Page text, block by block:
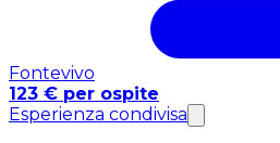
Fontevivo
123 € per ospite
Esperienza condivisa